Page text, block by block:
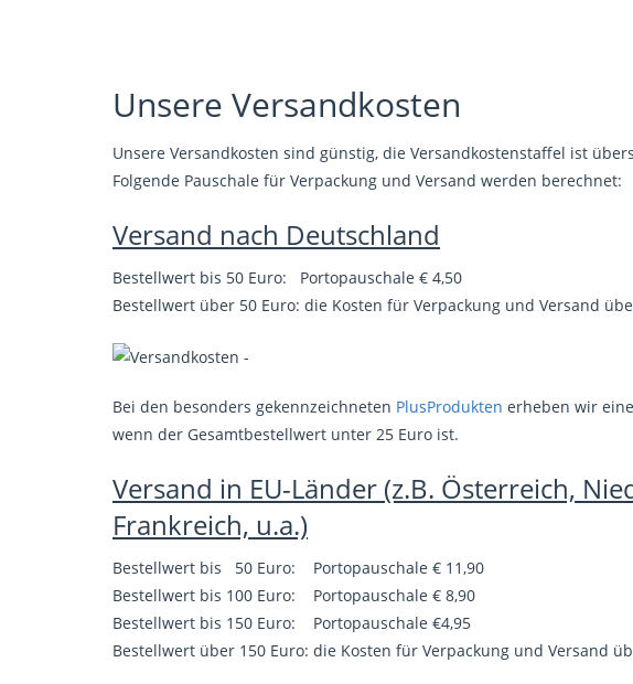
Unsere Versandkosten
Unsere Versandkosten sind günstig, die Versandkostenstaffel ist
Folgende Pauschale für Verpackung und Versand werden berechnet:
Versand nach Deutschland
Bestellwert bis 50 Euro: Portopauschale € 4,50
Bestellwert über 50 Euro: die Kosten für Verpackung und Versand
Bei den besonders gekennzeichneten PlusProdukten erheben wir
wenn der Gesamtbestellwert unter 25 Euro ist.
Versand in EU-Länder (z.B. Österreich,
Frankreich, u.a.)
Bestellwert bis 50 Euro: Portopauschale € 11,90
Bestellwert bis 100 Euro: Portopauschale € 8,90
Bestellwert bis 150 Euro: Portopauschale €4,95
Bestellwert über 150 Euro: die Kosten für Verpackung und Versand